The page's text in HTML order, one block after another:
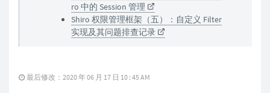
ro 中的 Session 管理
Shiro 权限管理框架（五）：自定义 Filter
实现及其问题排查记录
最后修改：2020 年 06 月 17 日 10 : 45 AM